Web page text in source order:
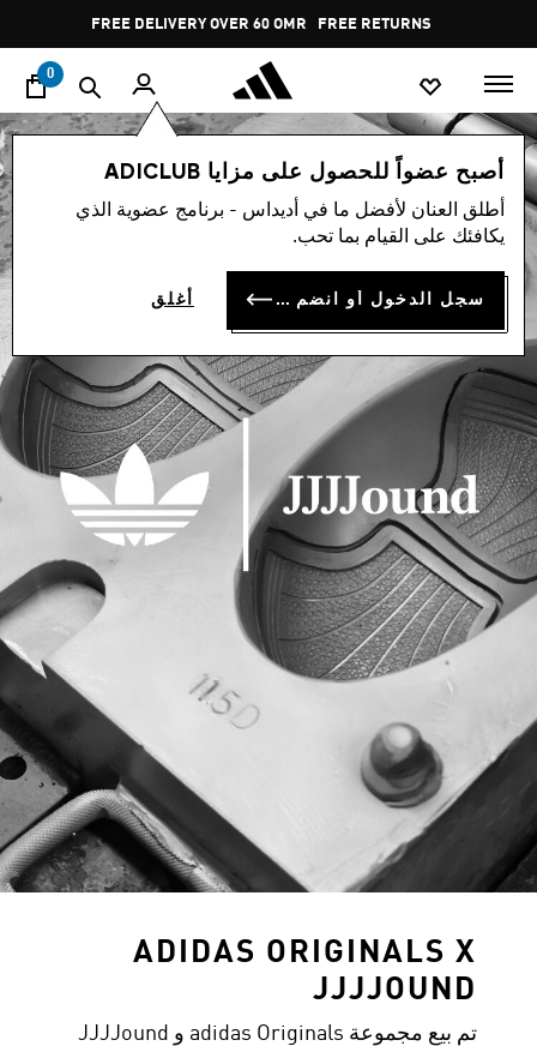
Pause
promotion
rotation
FREE DELIVERY OVER 60 OMR FREE RETURNS
0
أصبح عضواً للحصول على مزايا ADICLUB
أطلق العنان لأفضل ما في أديداس - برنامج عضوية الذي
يكافئك على القيام بما تحب.
سجل الدخول أو انضم الآن أغلق
ADIDAS ORIGINALS X
JJJJOUND
تم بيع مجموعة adidas Originals و JJJJound